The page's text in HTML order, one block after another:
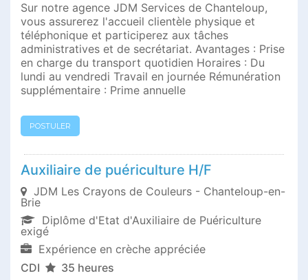
Sur notre agence JDM Services de Chanteloup,
vous assurerez l'accueil clientèle physique et
téléphonique et participerez aux tâches
administratives et de secrétariat. Avantages : Prise
en charge du transport quotidien Horaires : Du
lundi au vendredi Travail en journée Rémunération
supplémentaire : Prime annuelle
POSTULER
Auxiliaire de puériculture H/F
JDM Les Crayons de Couleurs - Chanteloup-en-
Brie
Diplôme d'Etat d'Auxiliaire de Puériculture
exigé
Expérience en crèche appréciée
CDI
35 heures